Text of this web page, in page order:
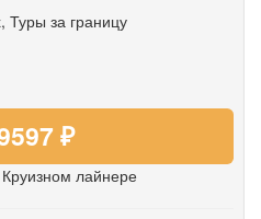
, Туры за границу
₽
Круизном лайнере